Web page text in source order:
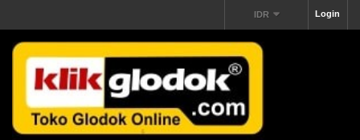
Login
IDR